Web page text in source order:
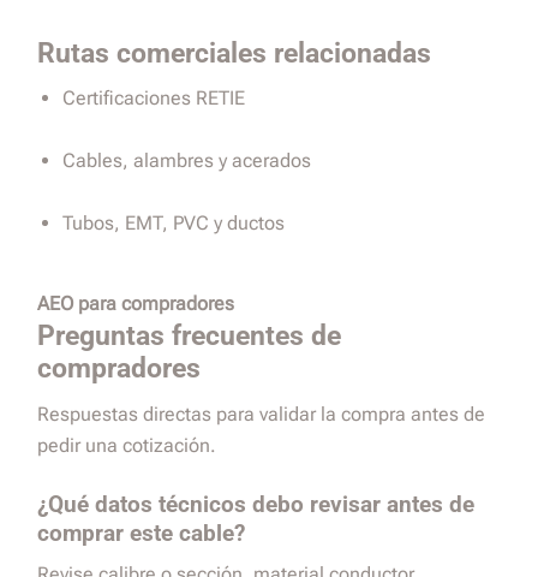
Rutas comerciales relacionadas
Certificaciones RETIE
Cables, alambres y acerados
Tubos, EMT, PVC y ductos
AEO para compradores
Preguntas frecuentes de
compradores
Respuestas directas para validar la compra antes de
pedir una cotización.
¿Qué datos técnicos debo revisar antes de
comprar este cable?